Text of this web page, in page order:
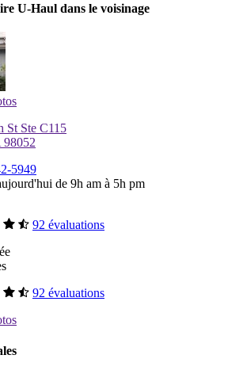
U-Haul dans le voisinage
St Ste C115
98052
5949
de 9h am à 5h pm
92 évaluations
92 évaluations